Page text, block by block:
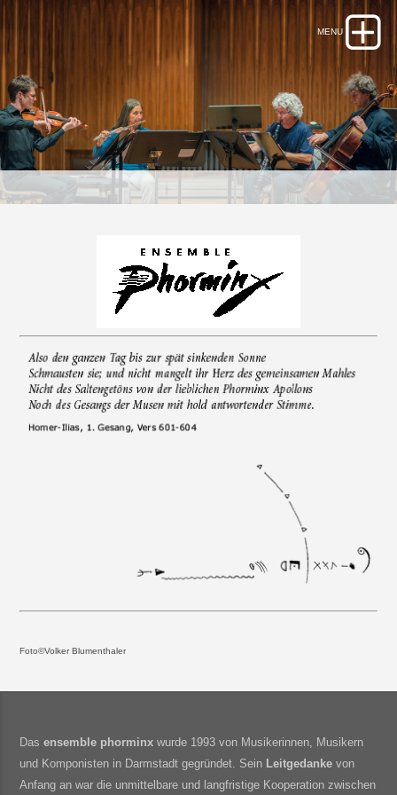
Foto©Volker Blumenthaler
Dasensemble phorminx wurde 1993 von Musikerinnen, Musikern
und Komponisten in Darmstadt gegründet. Sein Leitgedanke von
Anfang an war die unmittelbare und langfristige Kooperation zwischen